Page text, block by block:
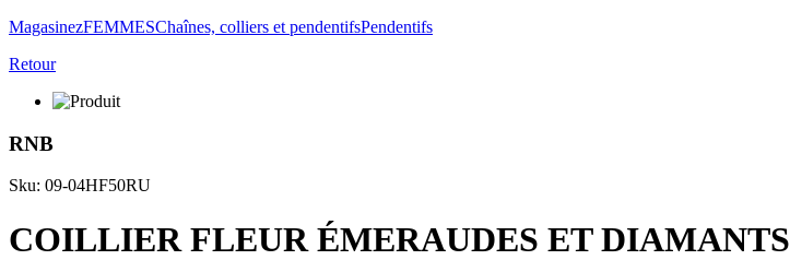
MagasinezFEMMESChaînes, colliers et pendentifsPendentifs
Retour
RNB
Sku: 09-04HF50RU
COILLIER FLEUR ÉMERAUDES ET DIAMANTS